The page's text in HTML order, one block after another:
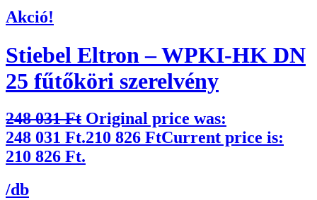
Akció!
Stiebel Eltron – WPKI-HK DN
25 fűtőköri szerelvény
248 031Ft Original price was:
248 031 Ft.210 826 FtCurrent price is:
210 826 Ft.
/db